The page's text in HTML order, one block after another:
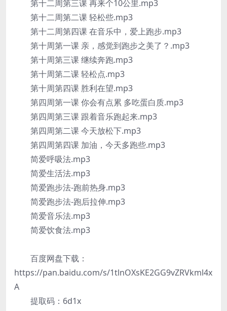
第十二周第三课 再来个10公里.mp3
第十二周第二课 轻松些.mp3
第十二周第四课 在音乐中，爱上跑步.mp3
第十周第一课 亲，感觉到跑步之美了？.mp3
第十周第三课 继续奔跑.mp3
第十周第二课 轻松点.mp3
第十周第四课 胜利在望.mp3
第四周第一课 你会有点累 多吃蛋白质.mp3
第四周第三课 跟着音乐跑起来.mp3
第四周第二课 今天放松下.mp3
第四周第四课 加油，今天多跑些.mp3
简爱呼吸法.mp3
简爱生活法.mp3
简爱跑步法-跑前热身.mp3
简爱跑步法-跑后拉伸.mp3
简爱音乐法.mp3
简爱饮食法.mp3
百度网盘下载：
https://pan.baidu.com/s/1tlnOXsKE2GG9vZRVkml4x
A
提取码：6d1x